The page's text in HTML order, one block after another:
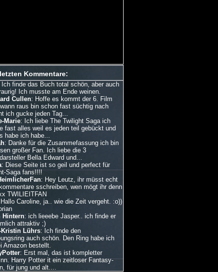
Kommentare:
finde das Buch total schön, aber auch
Ich musste am Ende weinen.
Cullen: Hoffe es kommt der 6. Film
raus bin schon fast süchtig nach
ich gucke jeden Tag...
Marie: Ich liebe The Twilight Saga ich
fast alles weil es jeden teil gebückt und
habe ich habe...
: Danke für die Zusammefassung ich bin
großer Fan. Ich liebe die 3
Bella Edward und...
: Diese Seite ist so geil und perfect für
Saga fans!!!!
: Hey Leutz, ihr müsst echt
sschreiben, wen mögt ihr denn
TWILIEITFAN
Caroline, ja.. wie die Zeit vergeht. :o))
Hintern: ich lieeebe Jasper.. ich finde er
attraktiv ;)
Kristin Lührs: Ich finde den
auch schön. Den Ring habe ich
Amazon bestellt.
: Erst mal, das ist kompletter
Harry Potter it ein zeitloser Fantasy-
für jung und alt....